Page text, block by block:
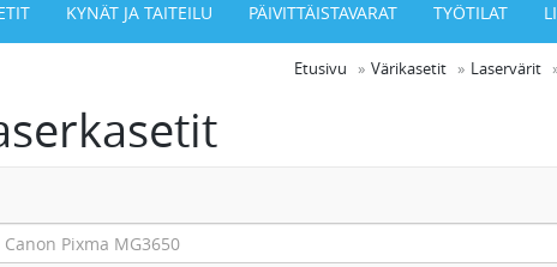
KYNÄT JA TAITEILU PÄIVITTÄISTAVARAT TYÖTILAT
Etusivu Värikasetit Laservärit